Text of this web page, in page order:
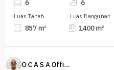
6 6
Luas Tanah
857 m²
Luas Bangunan
1400 m²
O C A S A Official property perfected